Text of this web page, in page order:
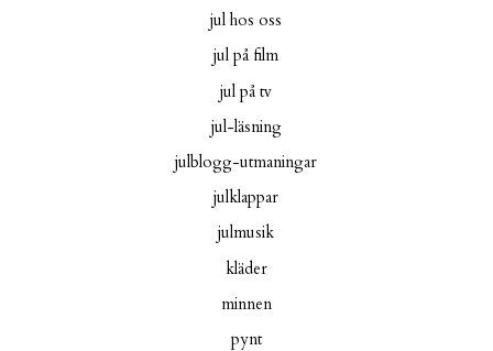
jul hos oss
jul på film
jul på tv
jul-läsning
julblogg-utmaningar
julklappar
julmusik
kläder
minnen
pynt